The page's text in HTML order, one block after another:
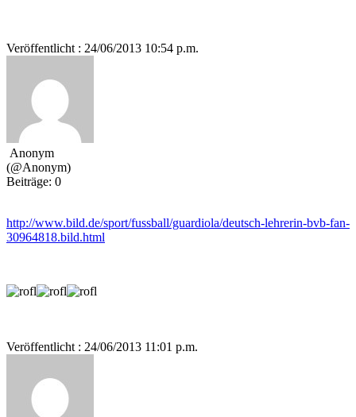
Veröffentlicht : 24/06/2013 10:54 p.m.
Anonym
(@Anonym)
Beiträge: 0
http://www.bild.de/sport/fussball/guardiola/deutsch-lehrerin-bvb-fan-
30964818.bild.html
Veröffentlicht : 24/06/2013 11:01 p.m.